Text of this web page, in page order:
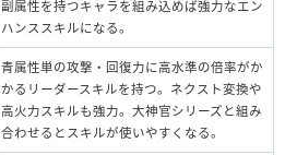
副属性を持つキャラを組み込めば強力なエン
ハンススキルになる。
青属性単の攻撃・回復力に高水準の倍率がか
かるリーダースキルを持つ。ネクスト変換や
高火力スキルも強力。大神官シリーズと組み
合わせるとスキルが使いやすくなる。